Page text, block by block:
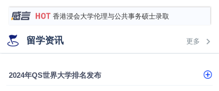
香港浸会大学伦理与公共事务硕士录取
从上海财大2+2到谢菲尔德：低均分逆袭QS百强金
融会计硕士实录
​恭喜Z同学荣获剑桥大学录取
留学资讯 更多
2024年QS世界大学排名发布